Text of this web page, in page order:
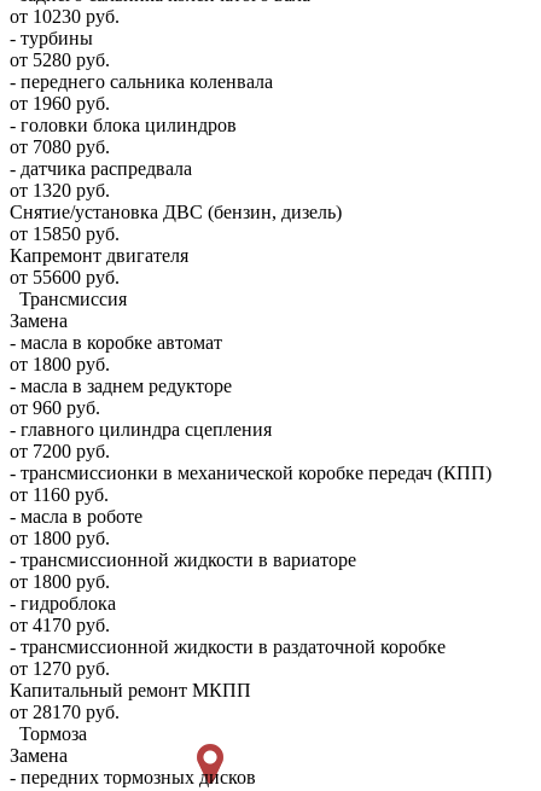
от 10230 руб.
- турбины
от 5280 руб.
- переднего сальника коленвала
от 1960 руб.
- головки блока цилиндров
от 7080 руб.
- датчика распредвала
от 1320 руб.
Снятие/установка ДВС (бензин, дизель)
от 15850 руб.
Капремонт двигателя
от 55600 руб.
Трансмиссия
Замена
- масла в коробке автомат
от 1800 руб.
- масла в заднем редукторе
от 960 руб.
- главного цилиндра сцепления
от 7200 руб.
- трансмиссионки в механической коробке передач (КПП)
от 1160 руб.
- масла в роботе
от 1800 руб.
- трансмиссионной жидкости в вариаторе
от 1800 руб.
- гидроблока
от 4170 руб.
- трансмиссионной жидкости в раздаточной коробке
от 1270 руб.
Капитальный ремонт МКПП
от 28170 руб.
Тормоза
Замена
- передних тормозных дисков